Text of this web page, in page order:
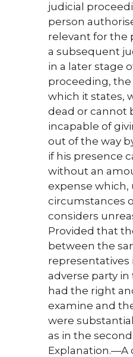
judicial
person
relevant for the
a subsequent
in a later stage
proceeding,
which it states,
dead or cannot
incapable of
out of the way
if his presence
without an
expense which,
circumstances
considers
Provided that
between the
representatives
adverse party
had the right
examine and
were
as in the
Explanation.—A